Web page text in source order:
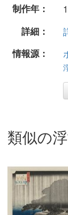
制作年：
詳細：
情報源：
類似の